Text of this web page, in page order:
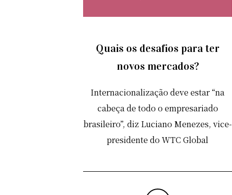
Quais os desafios para ter
novos mercados?
Internacionalização deve estar “na
cabeça de todo o empresariado
brasileiro”, diz Luciano Menezes, vice-
presidente do WTC Global